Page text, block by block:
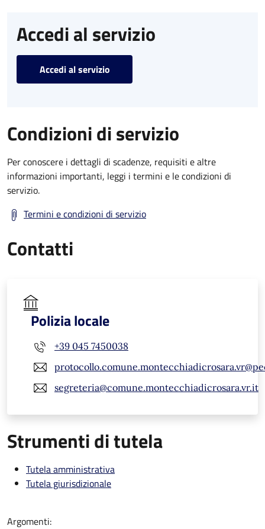
Accedi al servizio
Accedi al servizio
Condizioni di servizio
Per conoscere i dettagli di scadenze, requisiti e altre
informazioni importanti, leggi i termini e le condizioni di
servizio.
Termini e condizioni di servizio
Contatti
Polizia locale
+39 045 7450038
segreteria@comune.montecchiadicrosara.vr.it
Strumenti di tutela
Tutela amministrativa
Tutela giurisdizionale
Argomenti: